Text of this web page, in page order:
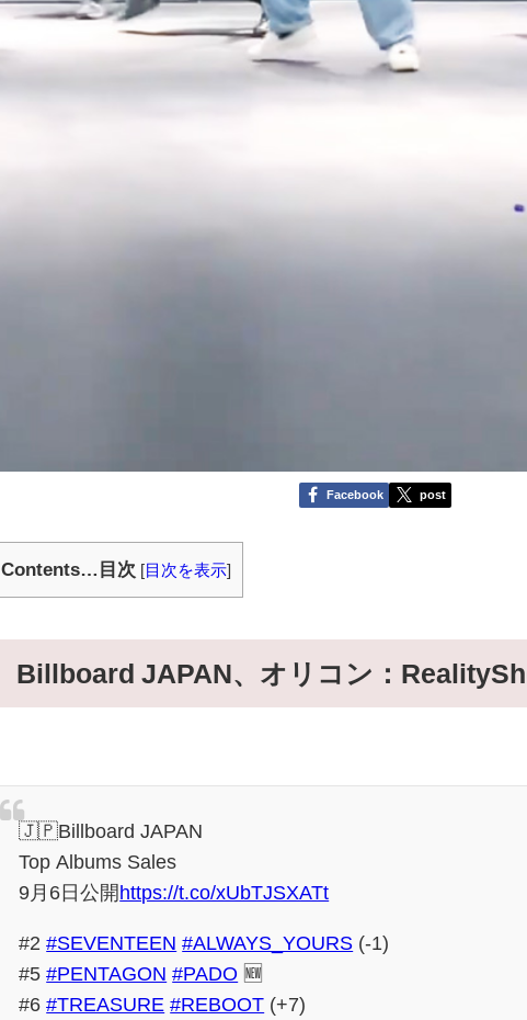
Facebook post
Contents…目次 [ 目次を表示]
Billboard JAPAN、オリコン：
🇯🇵Billboard JAPAN
Top Albums Sales
9月6日公開 https://t.co/xUbTJSXATt
#2#SEVENTEEN #ALWAYS_YOURS (-1)
#5#PENTAGON #PADO 🆕
#6#TREASURE #REBOOT (+7)